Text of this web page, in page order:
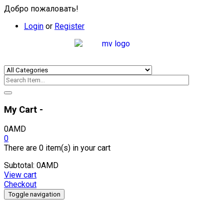
Добро пожаловать!
Login or Register
My Cart -
0AMD
0
There are 0 item(s) in your cart
Subtotal: 0AMD
View cart
Checkout
Toggle navigation